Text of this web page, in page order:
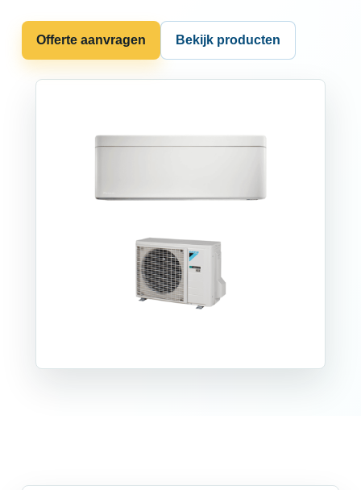
Offerte aanvragen Bekijk producten